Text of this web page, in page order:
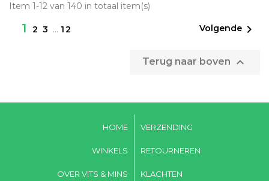
Item 1-12 van 140 in totaal item(s)
1 2 3 … 12 Volgende 
Terug naar boven 
HOME
WINKELS
OVER VITS & MINS
VERZENDING
RETOURNEREN
KLACHTEN